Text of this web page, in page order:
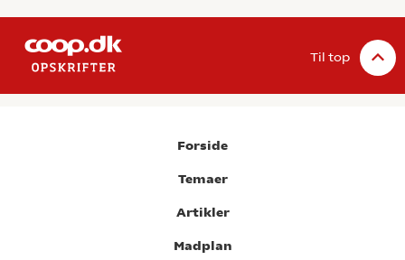
Til top
Forside
Temaer
Artikler
Madplan